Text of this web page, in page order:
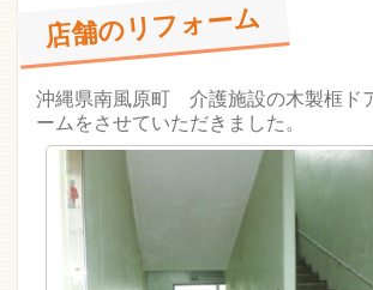
店舗のリフォーム
沖縄県南風原町 介護施設の木製框ド
ームをさせていただきました。